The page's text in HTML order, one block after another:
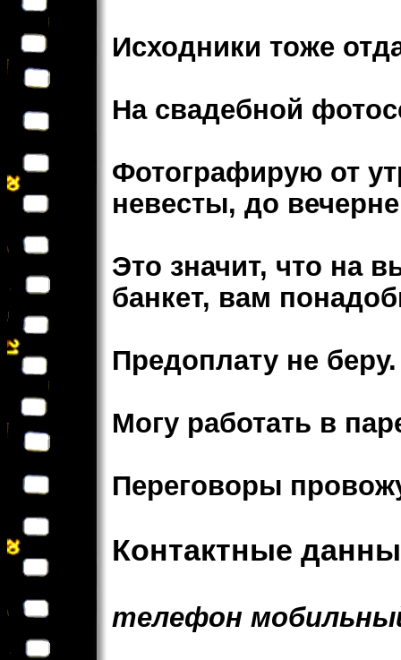
Исходники тоже
На свадебной
Фотографирую от
невесты, до
Это значит, что на
банкет, вам
Предоплату не беру.
Могу работать в
Переговоры
Контактные
телефон